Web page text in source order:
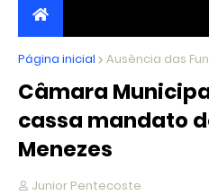
JORNALISMO
CRÍTICO
Página inicial Ausência das
Câmara
cassa mandato
Menezes
Junior Pentecoste